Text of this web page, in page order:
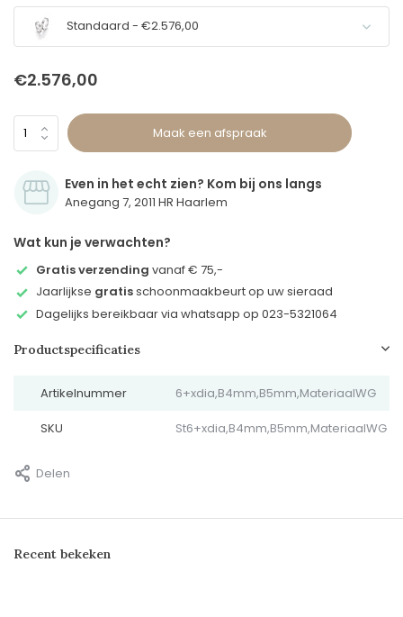
Standaard - €2.576,00
€2.576,00
Maak een afspraak
Even in het echt zien? Kom bij ons langs
Anegang 7, 2011 HR Haarlem
Wat kun je verwachten?
Gratis verzending vanaf € 75,-
Jaarlijkse gratisschoonmaakbeurt op uw sieraad
Dagelijks bereikbaar via whatsapp op 023-5321064
Productspecificaties
Artikelnummer 6+xdia,B4mm,B5mm,MateriaalWG
SKU St6+xdia,B4mm,B5mm,MateriaalWG
Delen
Recent bekeken